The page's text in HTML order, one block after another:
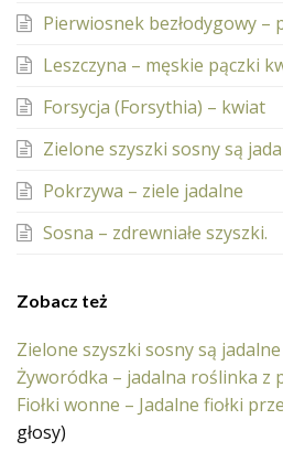
Pierwiosnek bezłodygowy –
Leszczyna – męskie pączki
Forsycja (Forsythia) – kwiat
Zielone szyszki sosny są
Pokrzywa – ziele jadalne
Sosna – zdrewniałe szyszki.
Zobacz też
Zielone szyszki sosny są jadalne
Żyworódka – jadalna roślinka z
Fiołki wonne – Jadalne fiołki
głosy)